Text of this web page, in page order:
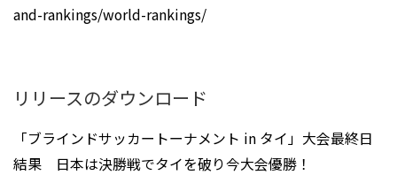
and-rankings/world-rankings/
リリースのダウンロード
「ブラインドサッカートーナメント in タイ」大会最終日
結果 日本は決勝戦でタイを破り今大会優勝！